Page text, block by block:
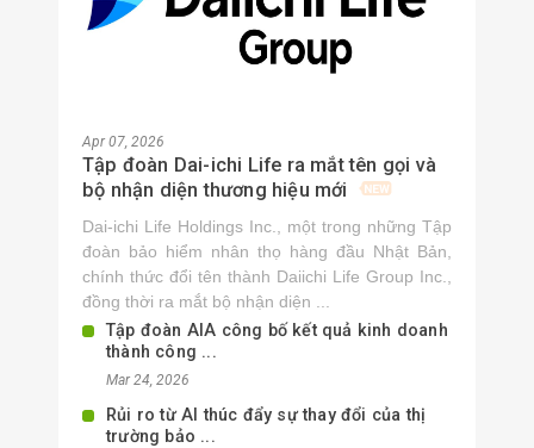
Apr 07, 2026
Tập đoàn Dai-ichi Life ra mắt tên gọi và
bộ nhận diện thương hiệu mới
Dai-ichi Life Holdings Inc., một trong những Tập
đoàn bảo hiểm nhân thọ hàng đầu Nhật Bản,
chính thức đổi tên thành Daiichi Life Group Inc.,
đồng thời ra mắt bộ nhận diện ...
Tập đoàn AIA công bố kết quả kinh doanh
thành công ...
Mar 24, 2026
Rủi ro từ AI thúc đẩy sự thay đổi của thị
trường bảo ...